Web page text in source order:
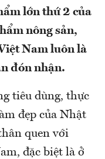
lớn thứ 2 của
nông sản,
Nam luôn là
đón nhận.
tiêu dùng, thực
đẹp của Nhật
quen với
đặc biệt là ở